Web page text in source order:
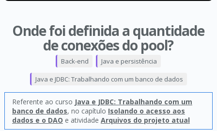
Onde foi definida a quantidade
de conexões do pool?
Back-end Java e persistência
Java e JDBC: Trabalhando com um banco de dados
Referente ao curso Java e JDBC: Trabalhando com um
banco de dados, no capítulo Isolando o acesso aos
dados e o DAO e atividade Arquivos do projeto atual